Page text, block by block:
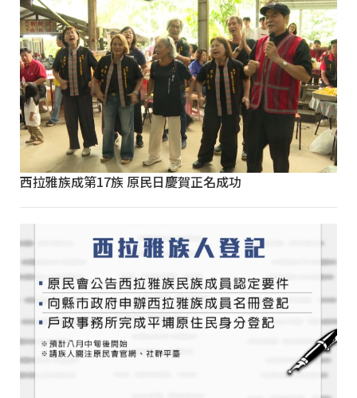
西拉雅族成第17族 原民日慶賀正名成功